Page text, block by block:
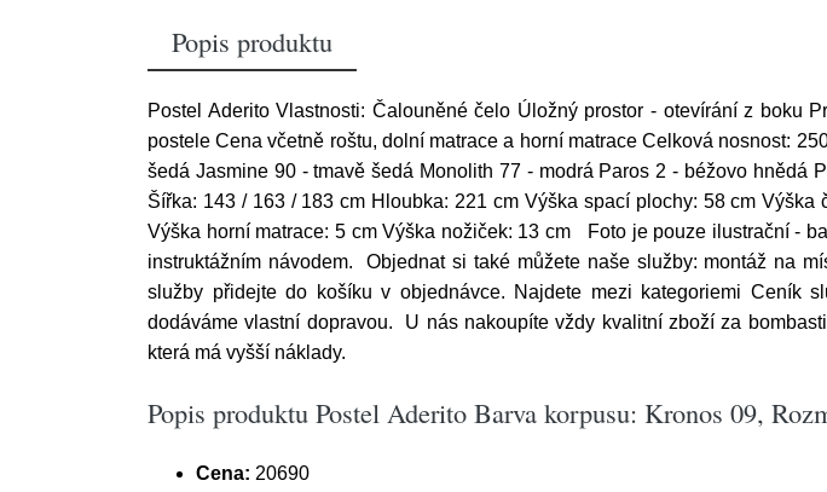
Popis produktu
Postel Aderito Vlastnosti: Čalouněné čelo Úložný prostor - otevírání z boku
postele Cena včetně roštu, dolní matrace a horní matrace Celková nosnost:
šedá Jasmine 90 - tmavě šedá Monolith 77 - modrá Paros 2 - béžovo
Šířka: 143 / 163 / 183 cm Hloubka: 221 cm Výška spací plochy: 58 cm
Výška horní matrace: 5 cm Výška nožiček: 13 cm Foto je pouze ilustrační -
instruktážním návodem. Objednat si také můžete naše služby: montáž na
služby přidejte do košíku v objednávce. Najdete mezi kategoriemi Ceník
dodáváme vlastní dopravou. U nás nakoupíte vždy kvalitní zboží za
která má vyšší náklady.
Popis produktu Postel Aderito Barva korpusu: Kronos 09,
Cena: 20690